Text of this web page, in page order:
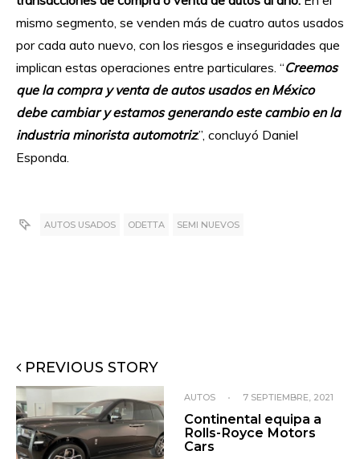
mismo segmento, se venden más de cuatro autos usados
por cada auto nuevo, con los riesgos e inseguridades que
implican estas operaciones entre particulares. “Creemos
que la compra y venta de autos usados en México
debe cambiar y estamos generando este cambio en la
industria minorista automotriz.”, concluyó Daniel
Esponda.
AUTOS USADOS ODETTA SEMI NUEVOS
PREVIOUS STORY
AUTOS • 7 SEPTIEMBRE, 2021
Continental equipa a
Rolls-Royce Motors
Cars